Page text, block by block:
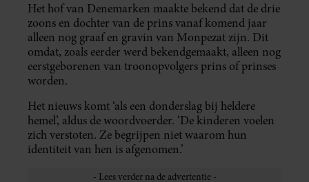
Het hof van Denemarken maakte bekend dat de drie
zoons en dochter van de prins vanaf komend jaar
alleen nog graaf en gravin van Monpezat zijn. Dit
omdat, zoals eerder werd bekendgemaakt, alleen nog
eerstgeborenen van troonopvolgers prins of prinses
worden.
Het nieuws komt ‘als een donderslag bij heldere
hemel’, aldus de woordvoerder. ‘De kinderen voelen
zich verstoten. Ze begrijpen niet waarom hun
identiteit van hen is afgenomen.’